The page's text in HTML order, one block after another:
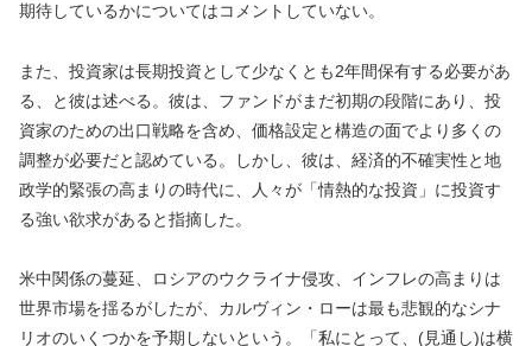
期待しているかについてはコメントしていない。
また、投資家は長期投資として少なくとも2年間保有する必要があ
る、と彼は述べる。彼は、ファンドがまだ初期の段階にあり、投
資家のための出口戦略を含め、価格設定と構造の面でより多くの
調整が必要だと認めている。しかし、彼は、経済的不確実性と地
政学的緊張の高まりの時代に、人々が「情熱的な投資」に投資す
る強い欲求があると指摘した。
米中関係の蔓延、ロシアのウクライナ侵攻、インフレの高まりは
世界市場を揺るがしたが、カルヴィン・ローは最も悲観的なシナ
リオのいくつかを予期しないという。「私にとって、(見通し)は横